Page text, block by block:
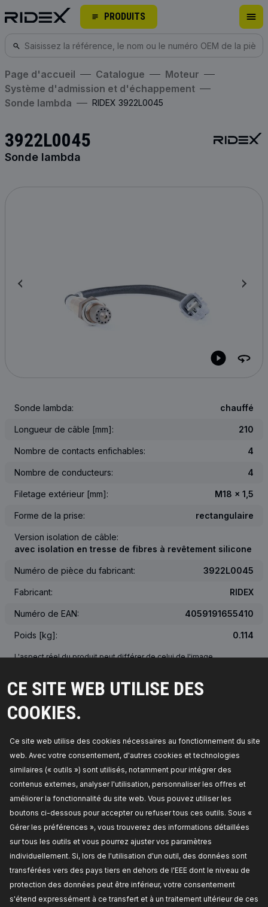
PRODUITS
CE SITE WEB UTILISE DES
COOKIES.
Ce site web utilise des cookies nécessaires au fonctionnement du site
web. Avec votre consentement, d'autres cookies et technologies
similaires (« outils ») sont utilisés, notamment pour intégrer des
contenus externes, analyser l'utilisation, personnaliser les offres et
améliorer la fonctionnalité du site web. Vous pouvez utiliser les
boutons ci-dessous pour accepter ou refuser tous ces outils. Sous «
Gérer les préférences », vous trouverez des informations détaillées
sur tous les outils et vous pourrez ajuster vos paramètres
individuellement. Si, lors de l'utilisation d'un outil, des données sont
transférées vers des pays tiers en dehors de l'EEE dont le niveau de
protection des données peut être inférieur, votre consentement
s'étend expressément à ce transfert et à un traitement ultérieur de ces
Page d'accueil Catalogue
Moteur
Système d'admission et d'échappement
Sonde lambda
RIDEX 3922L0045
3922L0045
Sonde lambda
Sonde lambda: chauffé
Longueur de câble [mm]: 210
Nombre de contacts enfichables: 4
Nombre de conducteurs: 4
Filetage extérieur [mm]: M18 x 1,5
Forme de la prise: rectangulaire
Version isolation de câble:
avec isolation en tresse de fibres à revêtement silicone
Numéro de pièce du fabricant: 3922L0045
Fabricant: RIDEX
Numéro de EAN: 4059191655410
Poids [kg]: 0.114
L'aspect réel du produit peut différer de celui de l'image
NUMÉRO OEM
PIÈCES COMPATIBLES